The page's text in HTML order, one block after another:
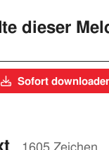
dieser
Sofort